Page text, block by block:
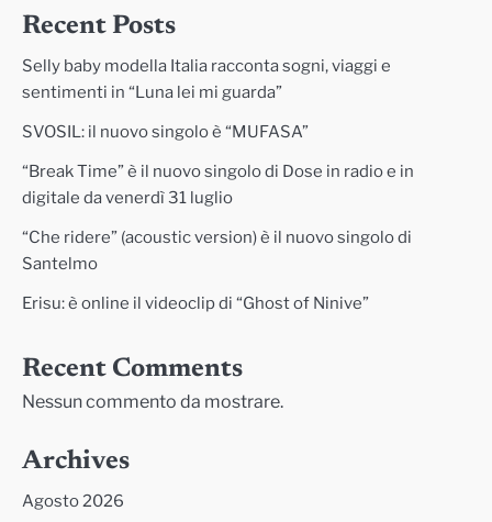
Recent Posts
Selly baby modella Italia racconta sogni, viaggi e
sentimenti in “Luna lei mi guarda”
SVOSIL: il nuovo singolo è “MUFASA”
“Break Time” è il nuovo singolo di Dose in radio e in
digitale da venerdì 31 luglio
“Che ridere” (acoustic version) è il nuovo singolo di
Santelmo
Erisu: è online il videoclip di “Ghost of Ninive”
Recent Comments
Nessun commento da mostrare.
Archives
Agosto 2026